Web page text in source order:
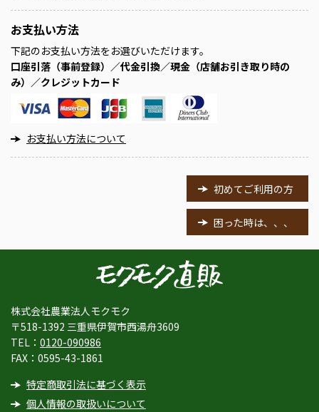
お支払い方法
下記のお支払い方法をお選びいただけます。
口座引落（事前登録）／代金引換／現金（店舗お引き取り時の
み）／クレジットカード
お支払い方法について
初めてご利用の方
困った時は、、、
株式会社農業法人モクモク
〒518-1392 三重県伊賀市西湯舟3609
TEL： 0120-090986
FAX：0595-43-1861
特定商取引法に基づく表示
個人情報の取扱いについて